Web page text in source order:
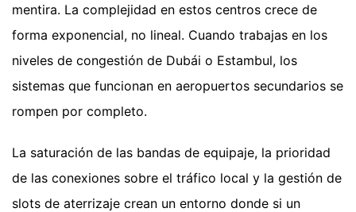
mentira. La complejidad en estos centros crece de
forma exponencial, no lineal. Cuando trabajas en los
niveles de congestión de Dubái o Estambul, los
sistemas que funcionan en aeropuertos secundarios se
rompen por completo.
La saturación de las bandas de equipaje, la prioridad
de las conexiones sobre el tráfico local y la gestión de
slots de aterrizaje crean un entorno donde si un